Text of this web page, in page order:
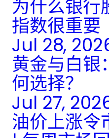
为什么银行
指数很重要
Jul 28,
黄金与白银
何选择？
Jul 27,
油价上涨令